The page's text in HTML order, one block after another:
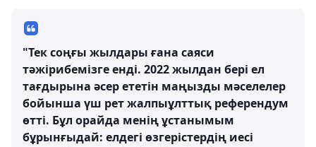
"Тек соңғы жылдары ғана саяси
тәжірибемізге енді. 2022 жылдан бері ел
тағдырына әсер ететін маңызды мәселелер
бойынша үш рет жалпыұлттық референдум
өтті. Бұл орайда менің ұстанымым
бұрынғыдай: елдегі өзгерістердің иесі